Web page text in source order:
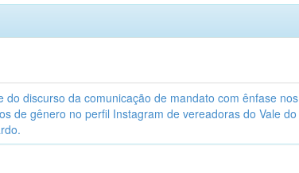
do discurso da comunicação de mandato com ênfase nos
de gênero no perfil Instagram de vereadoras do Vale do